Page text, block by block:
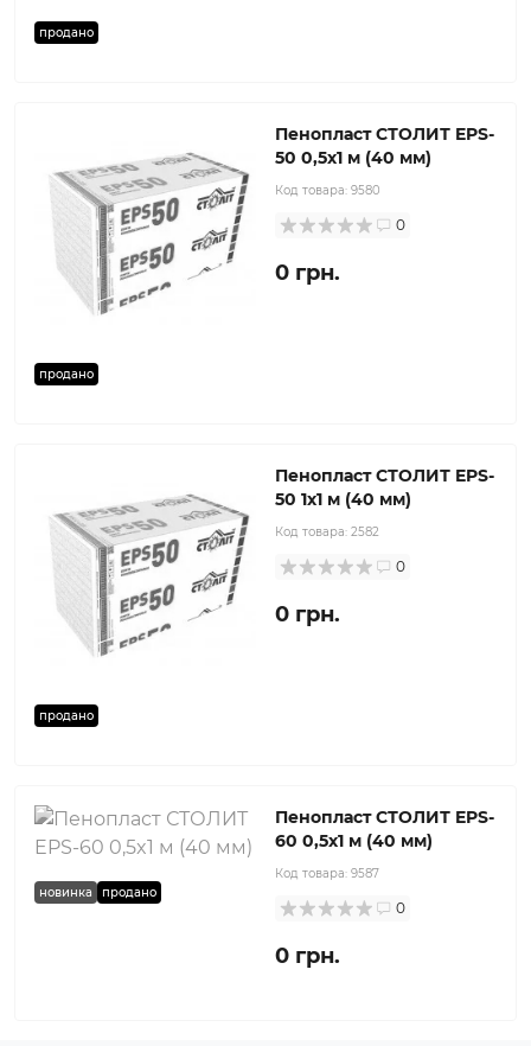
продано
продано
Пенопласт СТОЛИТ EPS-
50 0,5х1 м (40 мм)
Код товара: 9580
0
0 грн.
продано
Пенопласт СТОЛИТ EPS-
50 1x1 м (40 мм)
Код товара: 2582
0
0 грн.
новинка продано
Пенопласт СТОЛИТ EPS-
60 0,5x1 м (40 мм)
Код товара: 9587
0
0 грн.